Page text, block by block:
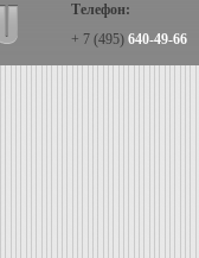
Телефон:
+ 7 (495) 640-49-66